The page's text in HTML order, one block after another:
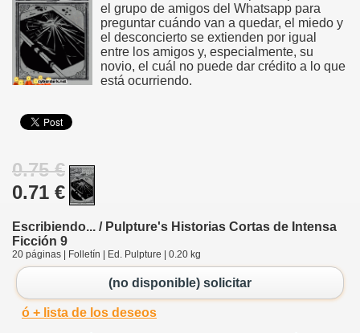
el grupo de amigos del Whatsapp para
preguntar cuándo van a quedar, el miedo y
el desconcierto se extienden por igual
entre los amigos y, especialmente, su
novio, el cuál no puede dar crédito a lo que
está ocurriendo.
0.75 €
0.71 €
Escribiendo... / Pulpture's Historias Cortas de Intensa
Ficción 9
20 páginas | Folletín | Ed. Pulpture | 0.20 kg
(no disponible) solicitar
ó + lista de los deseos